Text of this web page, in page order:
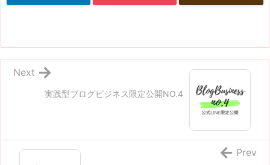
実践型ブログビジネス限定公開NO.4
Next
Prev